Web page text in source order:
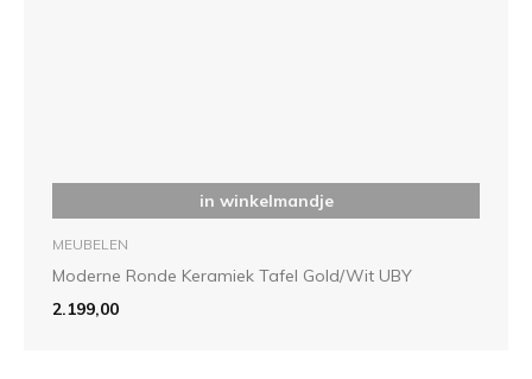
in winkelmandje
MEUBELEN
Moderne Ronde Keramiek Tafel Gold/Wit UBY
2.199,00